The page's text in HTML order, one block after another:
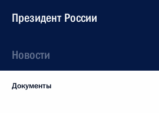
Президент России
Новости
Документы